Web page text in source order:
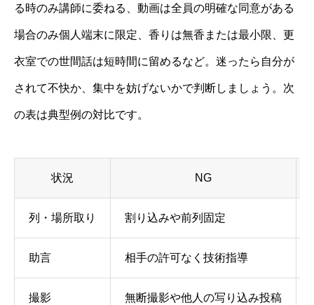
る時のみ講師に委ねる、動画は全員の明確な同意がある
場合のみ個人端末に限定、香りは無香または最小限、更
衣室での世間話は短時間に留めるなど。迷ったら自分が
されて不快か、集中を妨げないかで判断しましょう。次
の表は典型例の対比です。
状況 NG
列・場所取り 割り込みや前列固定
助言 相手の許可なく技術指導
撮影 無断撮影や他人の写り込み投稿